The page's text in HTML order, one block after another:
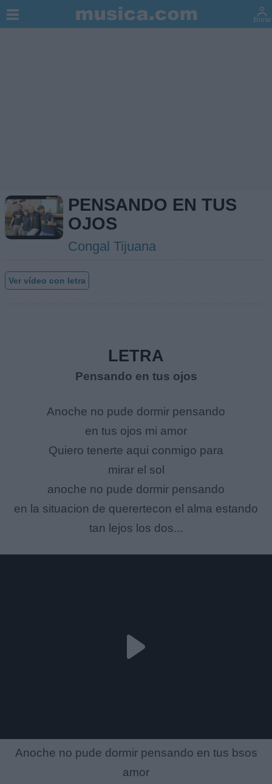
PENSANDO EN TUS
OJOS
Congal Tijuana
Ver vídeo con letra
LETRA
Pensando en tus ojos
Anoche no pude dormir pensando
en tus ojos mi amor
Quiero tenerte aqui conmigo para
mirar el sol
anoche no pude dormir pensando
en la situacion de querertecon el alma estando
tan lejos los dos...
Anoche no pude dormir pensando en tus bsos
amor